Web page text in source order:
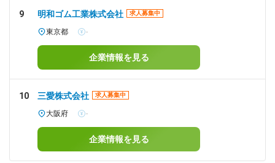
9 明和ゴム工業株式会社 求人募集中
東京都 -
企業情報を見る
10 三愛株式会社 求人募集中
大阪府 -
企業情報を見る